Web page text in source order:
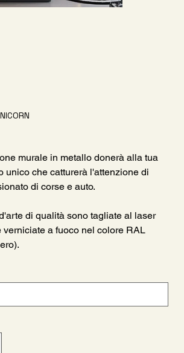
murale in metallo donerà alla tua
unico che catturerà l'attenzione di
di corse e auto.
di qualità sono tagliate al laser
verniciate a fuoco nel colore RAL